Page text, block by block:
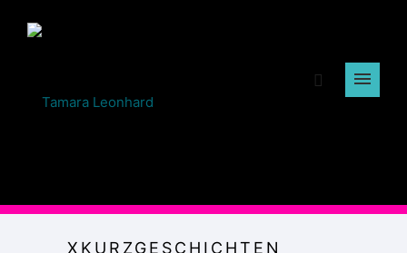
XKURZGESCHICHTEN